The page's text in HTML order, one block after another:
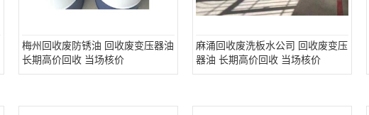
梅州回收废防锈油 回收废变压器油
长期高价回收 当场核价
麻涌回收废洗板水公司 回收废变压
器油 长期高价回收 当场核价